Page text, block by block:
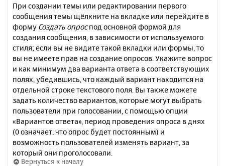
При создании темы или редактировании первого
сообщения темы щёлкните на вкладке или перейдите в
форму Создать опроспод основной формой для
создания сообщения, в зависимости от используемого
стиля; если вы не видите такой вкладки или формы, то
вы не имеете прав на создание опросов. Укажите вопрос
и как минимум два варианта ответа в соответствующих
полях, убедившись, что каждый вариант находится на
отдельной строке текстового поля. Вы также можете
задать количество вариантов, которые могут выбрать
пользователи при голосовании, с помощью опции
«Вариантов ответа», период проведения опроса в днях
(0 означает, что опрос будет постоянным) и
возможность пользователей изменять вариант, за
который они проголосовали.
Вернуться к началу